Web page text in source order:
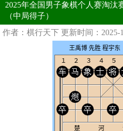
2025年全国男子象棋个人赛淘汰
（中局得子）
作者：棋行天下 更新时间：2025-